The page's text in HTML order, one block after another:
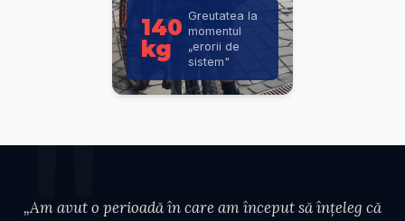
140
kg
Greutatea la
momentul
„erorii de
sistem"
„Am avut o perioadă în care am început să înțeleg că